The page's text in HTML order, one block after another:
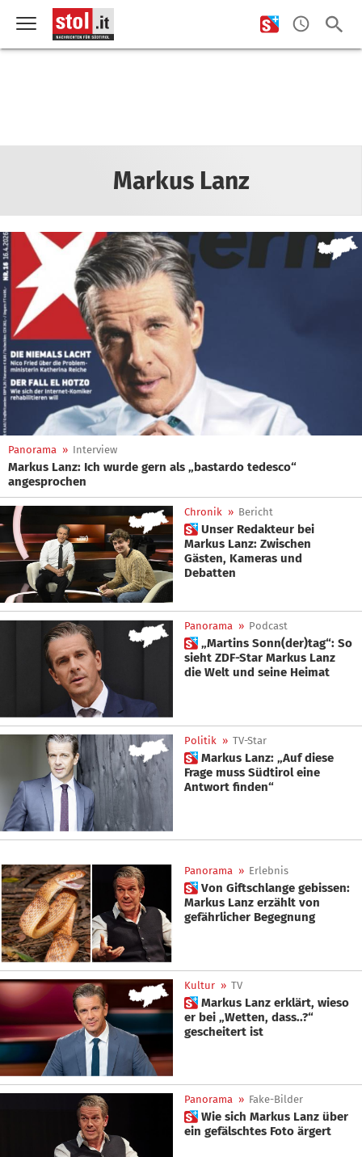
Markus Lanz
Panorama » Interview
Markus Lanz: Ich wurde gern als „bastardo tedesco“
angesprochen
Chronik » Bericht
 Unser Redakteur bei
Markus Lanz: Zwischen
Gästen, Kameras und
Debatten
Panorama » Podcast
 „Martins Sonn(der)tag“: So
sieht ZDF-Star Markus Lanz
die Welt und seine Heimat
Politik » TV-Star
 Markus Lanz: „Auf diese
Frage muss Südtirol eine
Antwort finden“
Panorama » Erlebnis
 Von Giftschlange gebissen:
Markus Lanz erzählt von
gefährlicher Begegnung
Kultur » TV
 Markus Lanz erklärt, wieso
er bei „Wetten, dass..?“
gescheitert ist
Panorama » Fake-Bilder
 Wie sich Markus Lanz über
ein gefälschtes Foto ärgert